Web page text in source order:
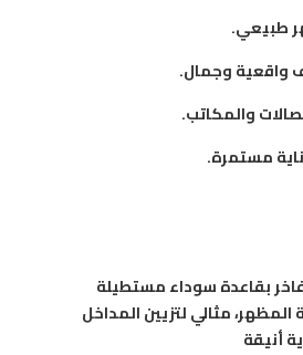
طبيعي.
واقعية وجمال.
والمكاتب.
مستمرة.
بقاعدة سوداء مستطيلة
مثالي لتزيين المداخل
أنيقة